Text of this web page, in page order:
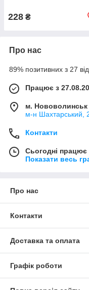
228 ₴
Про нас
89% позитивних з 27
Працює з
м. Нововолинськ
м-н Шахтарський,
Контакти
Сьогодні працює
Показати весь
Про нас
Контакти
Доставка та оплата
Графік роботи